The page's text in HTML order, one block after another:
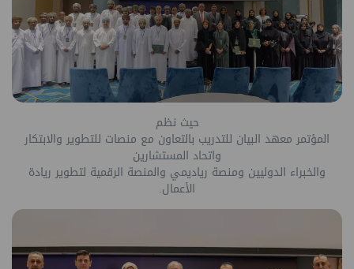
حيث نظم
المؤتمر معهد البيان للتدريب بالتعاون مع منصات للتطوير والابتكار
واتحاد المستشارين
والخبراء الدوليين ومنصة رياديمي والمنصة الرقمية لتطوير ريادة
الأعمال.